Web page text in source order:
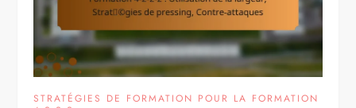
STRATÉGIES DE FORMATION POUR LA FORMATION